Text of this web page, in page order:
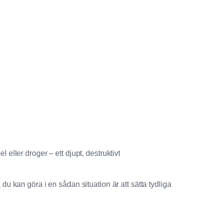
eller droger – ett djupt, destruktivt
kan göra i en sådan situation är att sätta tydliga